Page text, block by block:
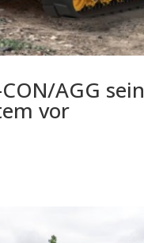
AGG sein
vor